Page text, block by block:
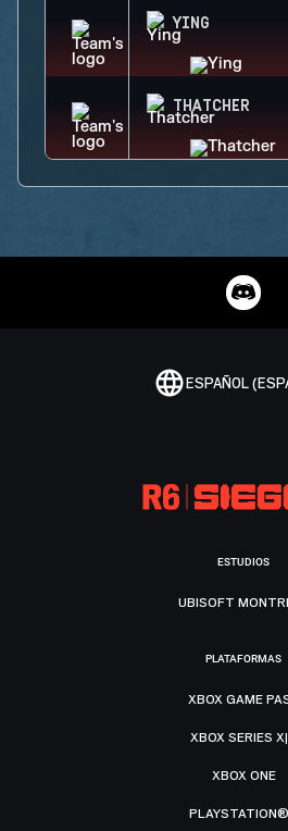
YING
THATCHER
ESPAÑOL
ESTUDIOS
UBISOFT
PLATAFORMAS
XBOX GAME
XBOX SERIES
XBOX ONE